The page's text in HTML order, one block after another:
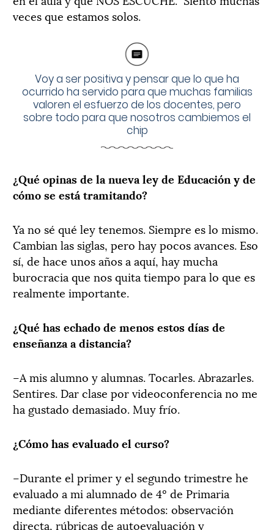
veces que estamos solos.
Voy a ser positiva y pensar que lo que ha
ocurrido ha servido para que muchas familias
valoren el esfuerzo de los docentes, pero
sobre todo para que nosotros cambiemos el
chip
¿Qué opinas de la nueva ley de Educación y de
cómo se está tramitando?
Ya no sé qué ley tenemos. Siempre es lo mismo.
Cambian las siglas, pero hay pocos avances. Eso
sí, de hace unos años a aquí, hay mucha
burocracia que nos quita tiempo para lo que es
realmente importante.
¿Qué has echado de menos estos días de
enseñanza a distancia?
–A mis alumno y alumnas. Tocarles. Abrazarles.
Sentires. Dar clase por videoconferencia no me
ha gustado demasiado. Muy frío.
¿Cómo has evaluado el curso?
–Durante el primer y el segundo trimestre he
evaluado a mi alumnado de 4º de Primaria
mediante diferentes métodos: observación
directa, rúbricas de autoevaluación y